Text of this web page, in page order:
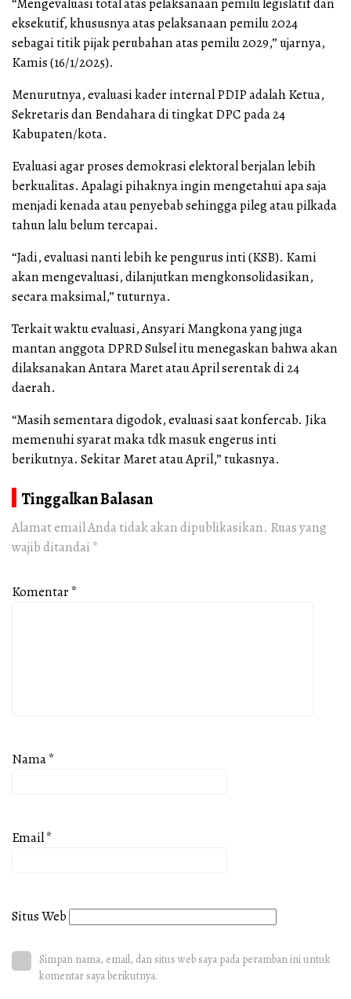
eksekutif, khususnya atas pelaksanaan pemilu 2024
sebagai titik pijak perubahan atas pemilu 2029,” ujarnya,
Kamis (16/1/2025).
Menurutnya, evaluasi kader internal PDIP adalah Ketua,
Sekretaris dan Bendahara di tingkat DPC pada 24
Kabupaten/kota.
Evaluasi agar proses demokrasi elektoral berjalan lebih
berkualitas. Apalagi pihaknya ingin mengetahui apa saja
menjadi kenada atau penyebab sehingga pileg atau pilkada
tahun lalu belum tercapai.
“Jadi, evaluasi nanti lebih ke pengurus inti (KSB). Kami
akan mengevaluasi, dilanjutkan mengkonsolidasikan,
secara maksimal,” tuturnya.
Terkait waktu evaluasi, Ansyari Mangkona yang juga
mantan anggota DPRD Sulsel itu menegaskan bahwa akan
dilaksanakan Antara Maret atau April serentak di 24
daerah.
“Masih sementara digodok, evaluasi saat konfercab. Jika
memenuhi syarat maka tdk masuk engerus inti
berikutnya. Sekitar Maret atau April,” tukasnya.
Tinggalkan Balasan
Alamat email Anda tidak akan dipublikasikan. Ruas yang
wajib ditandai *
Komentar*
Nama*
Email*
Situs Web
Simpan nama, email, dan situs web saya pada peramban ini untuk
komentar saya berikutnya.